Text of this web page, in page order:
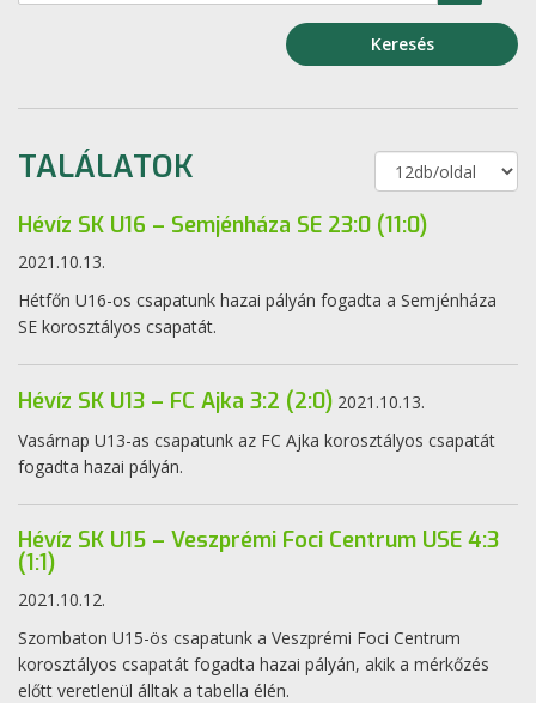
Keresés
TALÁLATOK
Hévíz SK U16 – Semjénháza SE 23:0 (11:0)
2021.10.13.
Hétfőn U16-os csapatunk hazai pályán fogadta a Semjénháza
SE korosztályos csapatát.
Hévíz SK U13 – FC Ajka 3:2 (2:0) 2021.10.13.
Vasárnap U13-as csapatunk az FC Ajka korosztályos csapatát
fogadta hazai pályán.
Hévíz SK U15 – Veszprémi Foci Centrum USE 4:3
(1:1)
2021.10.12.
Szombaton U15-ös csapatunk a Veszprémi Foci Centrum
korosztályos csapatát fogadta hazai pályán, akik a mérkőzés
előtt veretlenül álltak a tabella élén.